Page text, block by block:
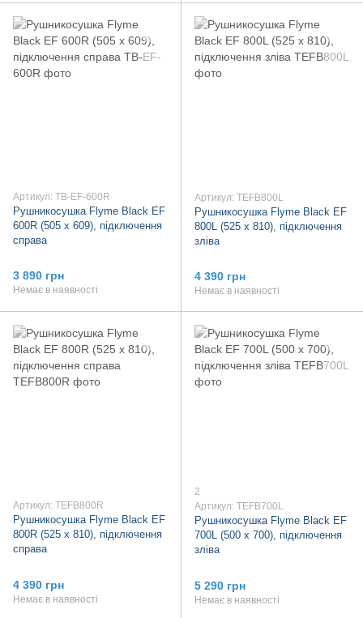
Артикул: TB-EF-600R
Рушникосушка Flyme Black EF
600R (505 х 609), підключення
справа
3 890 грн
Немає в наявності
Артикул: TEFB800L
Рушникосушка Flyme Black EF
800L (525 х 810), підключення
зліва
4 390 грн
Немає в наявності
Артикул: TEFB800R
Рушникосушка Flyme Black EF
800R (525 х 810), підключення
справа
4 390 грн
Немає в наявності
2
Артикул: TEFB700L
Рушникосушка Flyme Black EF
700L (500 х 700), підключення
зліва
5 290 грн
Немає в наявності